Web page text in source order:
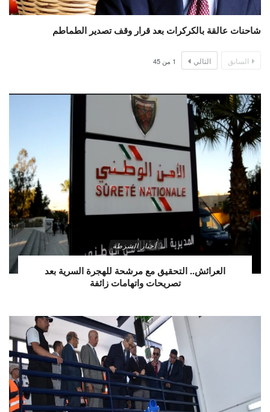
شاحنات عالقة بالكركرات بعد قرار وقف تصدير الطماطم
السابق التالي 1 من 45
أخبار الشرطة
العرائش.. التحقيق مع مرشحة للهجرة السرية بعد
تصريحات واتهامات زائفة